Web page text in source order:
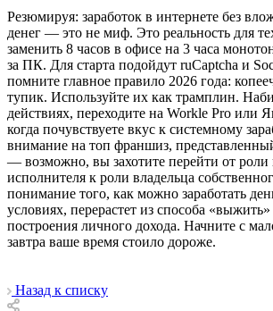
Резюмируя: заработок в интернете без
денег — это не миф. Это реальность для
заменить 8 часов в офисе на 3 часа
за ПК. Для старта подойдут ruCaptcha и
помните главное правило 2026 года:
тупик. Используйте их как трамплин.
действиях, переходите на Workle Pro или
когда почувствуете вкус к системному
внимание на топ франшиз,
— возможно, вы захотите перейти от роли
исполнителя к роли владельца
понимание того, как можно заработать
условиях, перерастет из способа
построения личного дохода. Начните с
завтра ваше время стоило дороже.
Назад к списку